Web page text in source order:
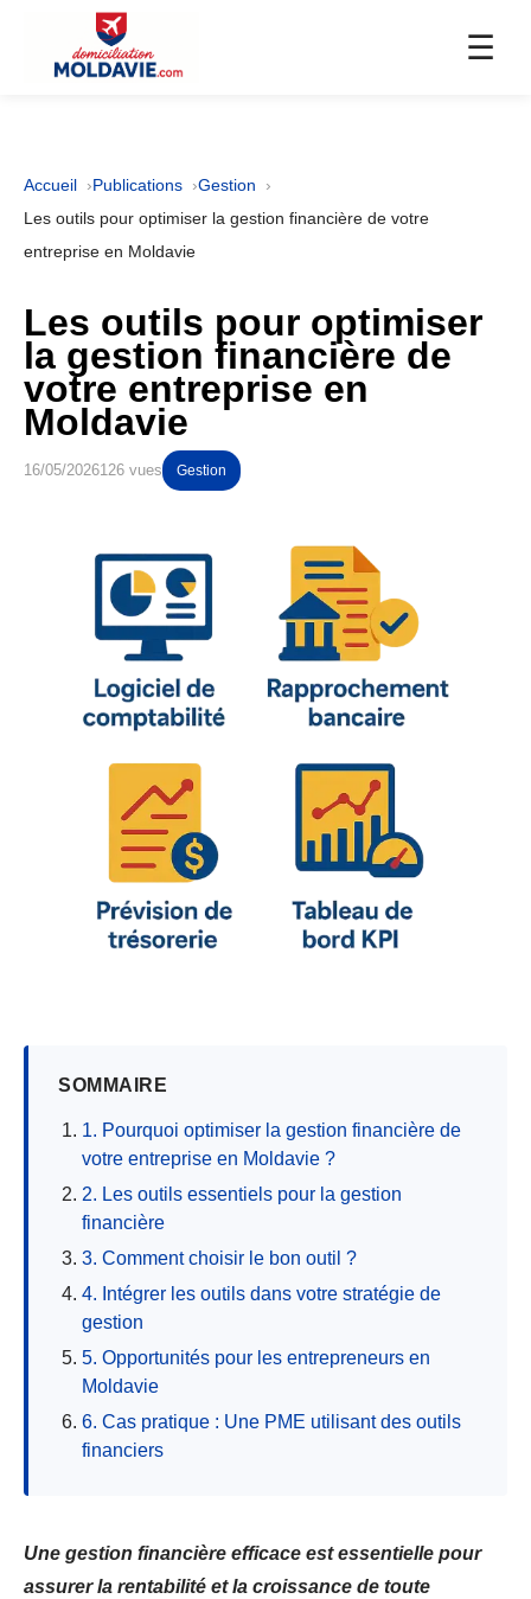
☰
Accueil Publications
Gestion
Les outils pour optimiser la gestion financière de votre
entreprise en Moldavie
Les outils pour optimiser
la gestion financière de
votre entreprise en
Moldavie
16/05/2026126 vues Gestion
SOMMAIRE
1. Pourquoi optimiser la gestion financière de
votre entreprise en Moldavie ?
2. Les outils essentiels pour la gestion
financière
3. Comment choisir le bon outil ?
4. Intégrer les outils dans votre stratégie de
gestion
5. Opportunités pour les entrepreneurs en
Moldavie
6. Cas pratique : Une PME utilisant des outils
financiers
Une gestion financière efficace est essentielle pour
assurer la rentabilité et la croissance de toute